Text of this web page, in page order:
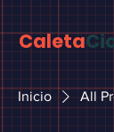
Caleta
Inicio All